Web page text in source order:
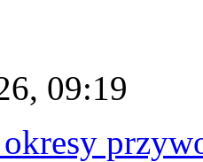
09:19
okresy